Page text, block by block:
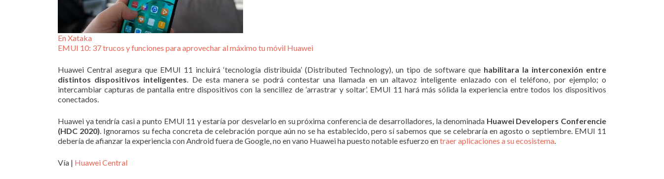
En Xataka
EMUI 10: 37 trucos y funciones para aprovechar al máximo tu móvil Huawei
Huawei Central asegura que EMUI 11 incluirá ‘tecnología distribuida’ (Distributed Technology), un tipo de software que habilitara la interconexión entre
distintos dispositivos inteligentes. De esta manera se podrá contestar una llamada en un altavoz inteligente enlazado con el teléfono, por ejemplo; o
intercambiar capturas de pantalla entre dispositivos con la sencillez de ‘arrastrar y soltar’. EMUI 11 hará más sólida la experiencia entre todos los dispositivos
conectados.
Huawei ya tendría casi a punto EMUI 11 y estaría por desvelarlo en su próxima conferencia de desarrolladores, la denominada Huawei Developers Conferencie
(HDC 2020). Ignoramos su fecha concreta de celebración porque aún no se ha establecido, pero sí sabemos que se celebraría en agosto o septiembre. EMUI 11
debería de afianzar la experiencia con Android fuera de Google, no en vano Huawei ha puesto notable esfuerzo entraer aplicaciones a su ecosistema.
Vía | Huawei Central